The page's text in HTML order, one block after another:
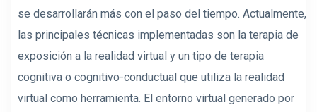
se desarrollarán más con el paso del tiempo. Actualmente,
las principales técnicas implementadas son la terapia de
exposición a la realidad virtual y un tipo de terapia
cognitiva o cognitivo-conductual que utiliza la realidad
virtual como herramienta. El entorno virtual generado por